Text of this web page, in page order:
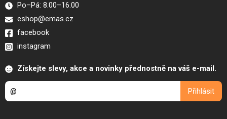
Po–Pá: 8.00–16.00
eshop@emas.cz
facebook
instagram
Získejte slevy, akce a novinky přednostně na váš e-mail.